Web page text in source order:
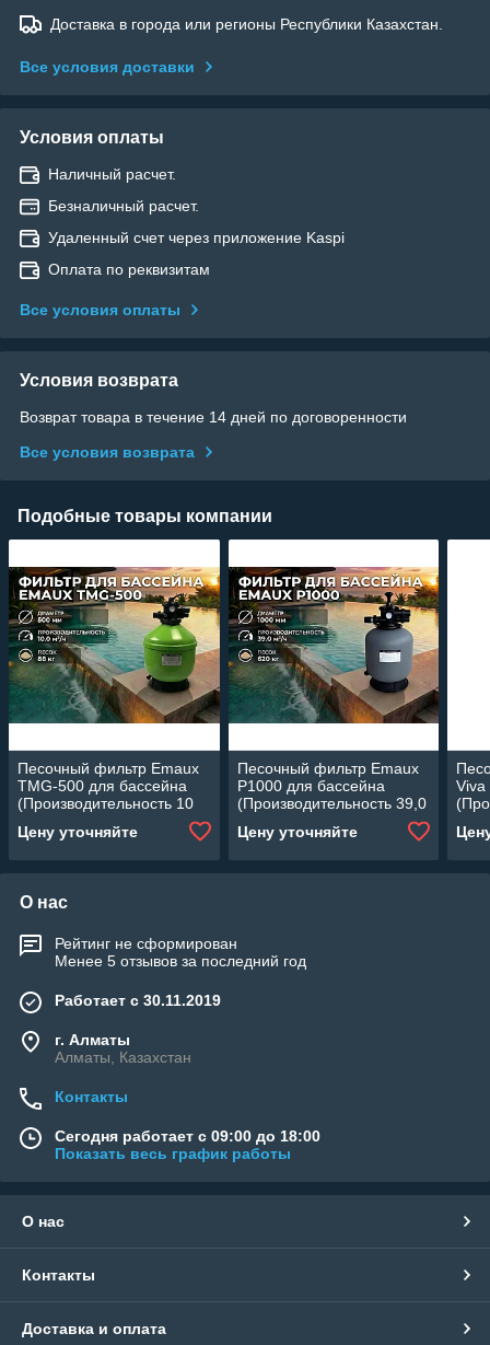
Доставка в города или регионы Республики Казахстан.
Все условия доставки
Условия оплаты
Наличный расчет.
Безналичный расчет.
Удаленный счет через приложение Kaspi
Оплата по реквизитам
Все условия оплаты
Условия возврата
Возврат товара в течение 14 дней по договоренности
Все условия возврата
Подобные товары компании
Песочный фильтр Emaux
TMG-500 для бассейна
(Производительность 10
диаметр 500 мм)
Цену уточняйте
Песочный фильтр Emaux
P1000 для бассейна
(Производительность 39,0
м3/ч, полипропиленовый,
диаметр 1000 мм)
Цену уточняйте
Viva
О нас
Рейтинг не сформирован
Менее 5 отзывов за последний год
Работает с 30.11.2019
г. Алматы
Алматы, Казахстан
Контакты
Сегодня работает с 09:00 до 18:00
Показать весь график работы
О нас
Контакты
Доставка и оплата